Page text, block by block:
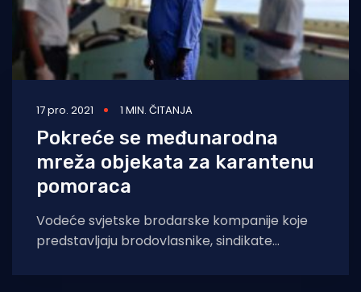
Ribolov
Ekologija
Tradicija i kultura
17 pro. 2021 1 MIN. ČITANJA
Pokreće se međunarodna
mreža objekata za karantenu
pomoraca
Vodeće svjetske brodarske kompanije koje
predstavljaju brodovlasnike, sindikate
uspostavile vlastitu međunarodnu mrežu